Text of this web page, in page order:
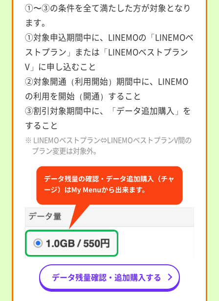
①〜③の条件を全て満たした方が対象となり
ます。
①対象申込期間中に、LINEMOの「LINEMOベ
ストプラン」または「LINEMOベストプラン
V」に申し込むこと
②対象開通（利用開始）期間中に、LINEMO
の利用を開始（開通）すること
③割引対象期間中に、「データ追加購入」を
すること
※ LINEMOベストプラン⇔LINEMOベストプランV間の
プラン変更は対象外。
データ残量確認・追加購入する